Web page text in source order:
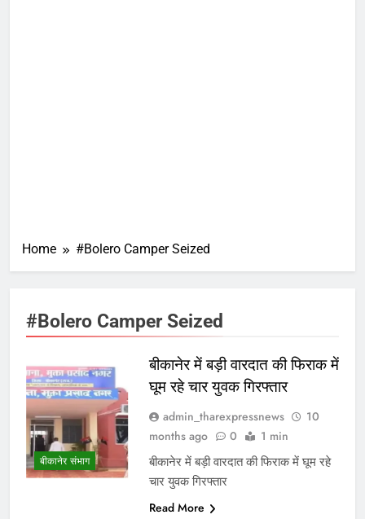
Home #Bolero Camper Seized
#Bolero Camper Seized
बीकानेर संभाग
बीकानेर में बड़ी वारदात की फिराक में
घूम रहे चार युवक गिरफ्तार
admin_tharexpressnews
10
months ago
0 1 min
बीकानेर में बड़ी वारदात की फिराक में घूम रहे
चार युवक गिरफ्तार
Read More